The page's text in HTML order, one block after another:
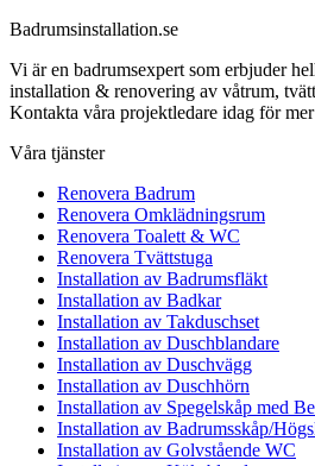
Badrumsinstallation.se
Vi är en badrumsexpert som erbjuder
installation & renovering av våtrum,
Kontakta våra projektledare idag för
Våra tjänster
Renovera Badrum
Renovera Omklädningsrum
Renovera Toalett & WC
Renovera Tvättstuga
Installation av Badrumsfläkt
Installation av Badkar
Installation av Takduschset
Installation av Duschblandare
Installation av Duschvägg
Installation av Duschhörn
Installation av Spegelskåp med
Installation av Badrumsskåp/
Installation av Golvstående WC